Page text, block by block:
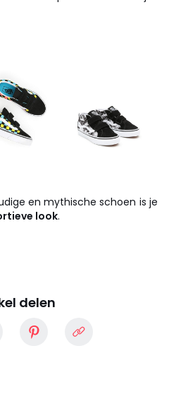
en mythische schoen is je
look.
delen